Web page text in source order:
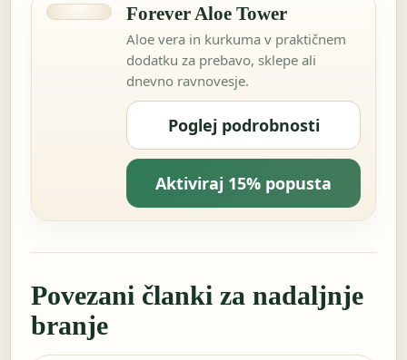
Forever Aloe Tower
Aloe vera in kurkuma v praktičnem
dodatku za prebavo, sklepe ali
dnevno ravnovesje.
Poglej podrobnosti
Aktiviraj 15% popusta
Povezani članki za nadaljnje
branje